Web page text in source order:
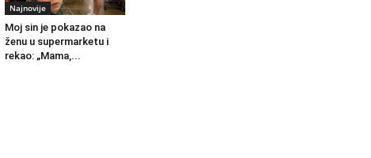
Najnovije
Moj sin je pokazao na
ženu u supermarketu i
rekao: „Mama,...